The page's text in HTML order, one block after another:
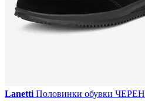
Lanetti Половинки обувки ЧЕРЕН